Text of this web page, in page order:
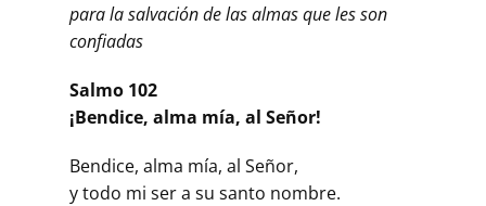
para la salvación de las almas que les son
confiadas
Salmo 102
¡Bendice, alma mía, al Señor!
Bendice, alma mía, al Señor,
y todo mi ser a su santo nombre.